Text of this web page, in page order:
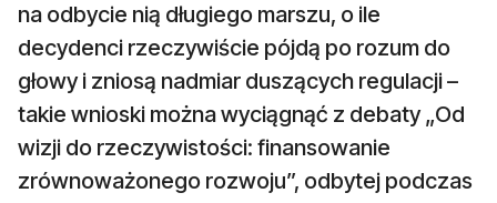
na odbycie nią długiego marszu, o ile
decydenci rzeczywiście pójdą po rozum do
głowy i zniosą nadmiar duszących regulacji –
takie wnioski można wyciągnąć z debaty „Od
wizji do rzeczywistości: finansowanie
zrównoważonego rozwoju”, odbytej podczas